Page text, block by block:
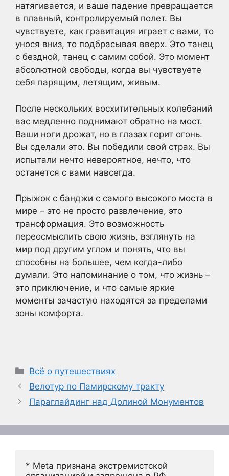
натягивается, и ваше падение превращается
в плавный, контролируемый полет. Вы
чувствуете, как гравитация играет с вами, то
унося вниз, то подбрасывая вверх. Это танец
с бездной, танец с самим собой. Это момент
абсолютной свободы, когда вы чувствуете
себя парящим, летящим, живым.
После нескольких восхитительных колебаний
вас медленно поднимают обратно на мост.
Ваши ноги дрожат, но в глазах горит огонь.
Вы сделали это. Вы победили свой страх. Вы
испытали нечто невероятное, нечто, что
останется с вами навсегда.
Прыжок с банджи с самого высокого моста в
мире – это не просто развлечение, это
трансформация. Это возможность
переосмыслить свою жизнь, взглянуть на
мир под другим углом и понять, что вы
способны на большее, чем когда-либо
думали. Это напоминание о том, что жизнь –
это приключение, и что самые яркие
моменты зачастую находятся за пределами
зоны комфорта.
Рубрики
Всё о путешествиях
Велотур по Памирскому тракту
Параглайдинг над Долиной Монументов
* Meta признана экстремистской